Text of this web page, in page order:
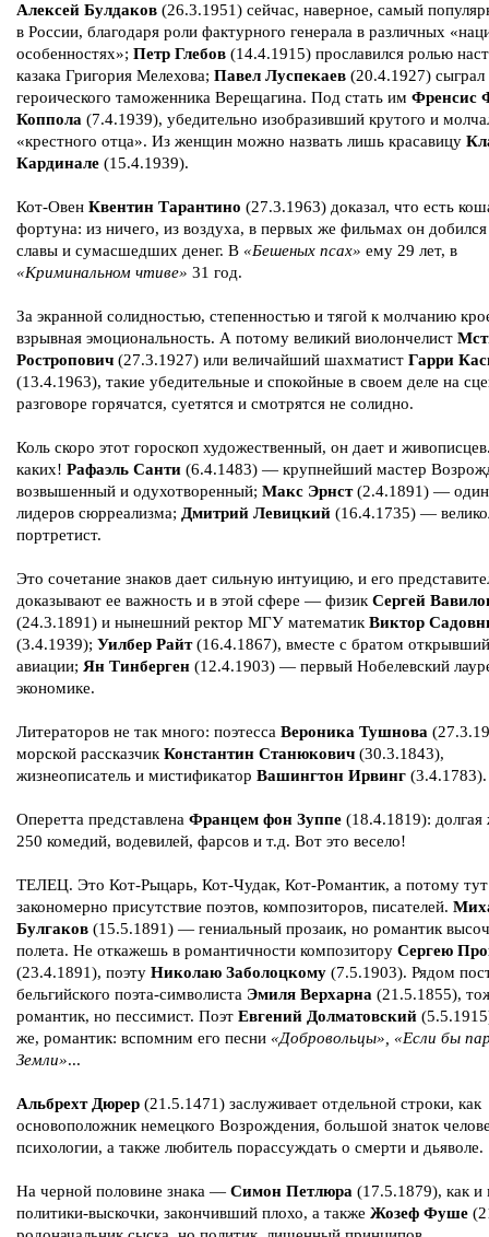
Алексей Булдаков (26.3.1951) сейчас, наверное, самый
в России, благодаря роли фактурного генерала в различных
особенностях»; Петр Глебов (14.4.1915) прославился ролью
казака Григория Мелехова; Павел Луспекаев (20.4.1927) сыграл
героического таможенника Верещагина. Под стать им Френсис
Коппола (7.4.1939), убедительно изобразивший крутого и
«крестного отца». Из женщин можно назвать лишь красавицу
Кардинале (15.4.1939).
Кот-Овен Квентин Тарантино (27.3.1963) доказал, что есть
фортуна: из ничего, из воздуха, в первых же фильмах он
славы и сумасшедших денег. В «Бешеных псах» ему 29 лет, в
«Криминальном чтиве» 31 год.
За экранной солидностью, степенностью и тягой к молчанию
взрывная эмоциональность. А потому великий виолончелист
Ростропович (27.3.1927) или величайший шахматист Гарри
(13.4.1963), такие убедительные и спокойные в своем деле на
разговоре горячатся, суетятся и смотрятся не солидно.
Коль скоро этот гороскоп художественный, он дает и
каких! Рафаэль Санти (6.4.1483) — крупнейший мастер
возвышенный и одухотворенный; Макс Эрнст(2.4.1891) — один
лидеров сюрреализма; Дмитрий Левицкий (16.4.1735) —
портретист.
Это сочетание знаков дает сильную интуицию, и его
доказывают ее важность и в этой сфере — физик Сергей
(24.3.1891) и нынешний ректор МГУ математик Виктор
(3.4.1939); Уилбер Райт(16.4.1867), вместе с братом
авиации; Ян Тинберген (12.4.1903) — первый Нобелевский
экономике.
Литераторов не так много: поэтесса Вероника Тушнова
морской рассказчик Константин Станюкович (30.3.1843),
жизнеописатель и мистификатор Вашингтон Ирвинг (3.4.1783).
Оперетта представлена Францем фон Зуппе (18.4.1819): долгая
250 комедий, водевилей, фарсов и т.д. Вот это весело!
ТЕЛЕЦ. Это Кот-Рыцарь, Кот-Чудак, Кот-Романтик, а потому тут
закономерно присутствие поэтов, композиторов, писателей.
Булгаков (15.5.1891) — гениальный прозаик, но романтик
полета. Не откажешь в романтичности композитору Сергею
(23.4.1891), поэту Николаю Заболоцкому (7.5.1903). Рядом
бельгийского поэта-символиста Эмиля Верхарна (21.5.1855),
романтик, но пессимист. Поэт Евгений Долматовский
же, романтик: вспомним его песни «Добровольцы», «Если бы
Земли»...
Альбрехт Дюрер (21.5.1471) заслуживает отдельной строки, как
основоположник немецкого Возрождения, большой знаток
психологии, а также любитель порассуждать о смерти и дьяволе.
На черной половине знака — Симон Петлюра (17.5.1879), как и
политики-выскочки, закончивший плохо, а также Жозеф Фуше